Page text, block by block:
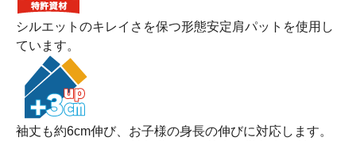
シルエットのキレイさを保つ形態安定肩パットを使用し
ています。
袖丈も約6cm伸び、お子様の身長の伸びに対応します。